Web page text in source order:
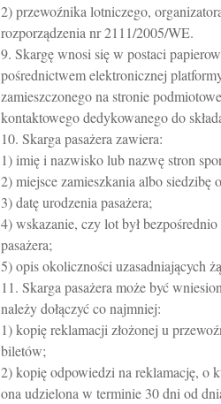
2) przewoźnika lotniczego,
rozporządzenia nr 2111/2005/WE.
9. Skargę wnosi się w postaci
pośrednictwem elektronicznej
zamieszczonego na stronie
kontaktowego dedykowanego do
10. Skarga pasażera zawiera:
1) imię i nazwisko lub nazwę stron
2) miejsce zamieszkania albo siedzibę
3) datę urodzenia pasażera;
4) wskazanie, czy lot był
pasażera;
5) opis okoliczności uzasadniających
11. Skarga pasażera może być
należy dołączyć co najmniej:
1) kopię reklamacji złożonej u
biletów;
2) kopię odpowiedzi na reklamację, o
ona udzielona w terminie 30 dni od